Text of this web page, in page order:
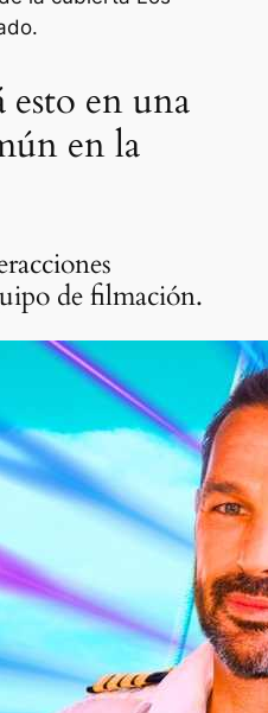
esto en una
en la
de filmación.